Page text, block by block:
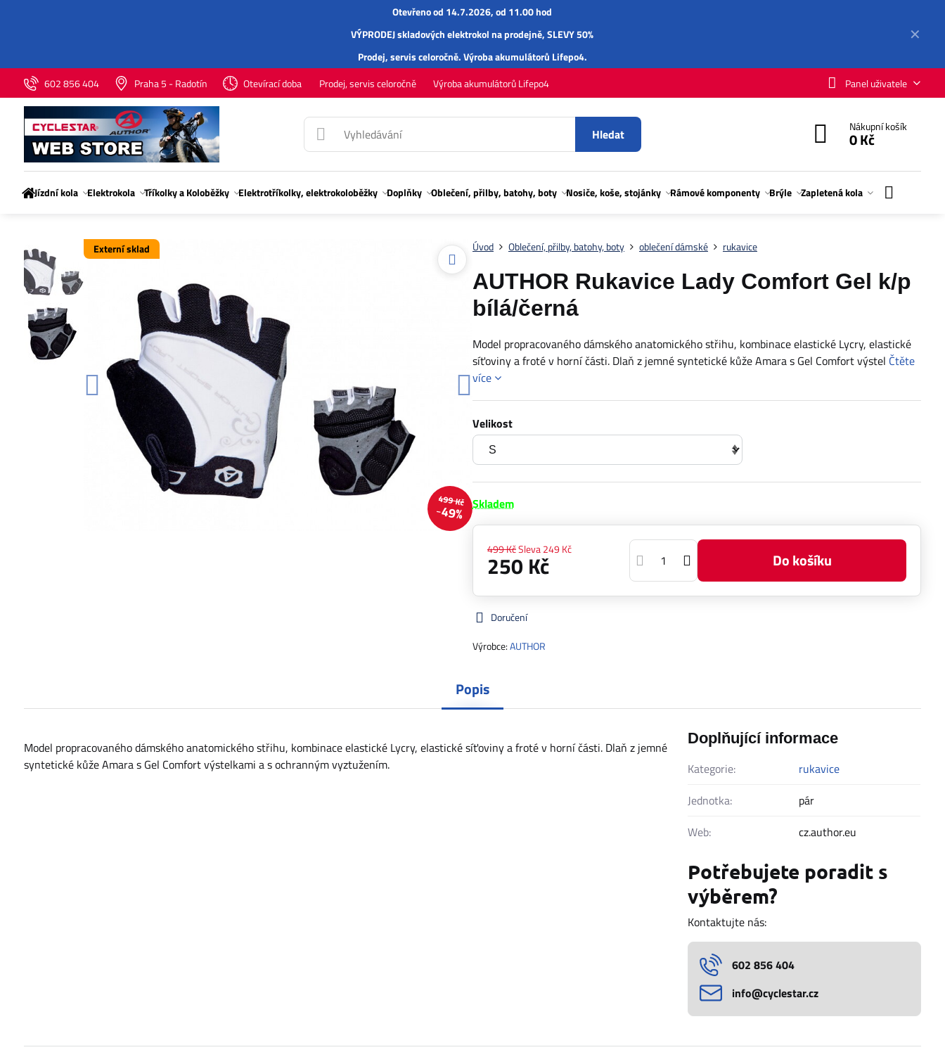
✕
Otevřeno od 14.7.2026, od 11.00 hod
VÝPRODEJ skladových elektrokol na prodejně, SLEVY 50%
Prodej,servisceloročně.Výroba akumulátorů Lifepo4.
602 856 404
Praha 5 - Radotín Otevírací doba Prodej, servis celoročně Výroba akumulátorů Lifepo4 Panel uživatele
Hledat Nákupní košík
0 Kč
Jízdní kola Elektrokola Tříkolky a Koloběžky Elektrotříkolky, elektrokoloběžky Doplňky Oblečení, přilby, batohy, boty Nosiče, koše, stojánky Rámové komponenty Brýle Zapletená kola
Externí sklad
499 Kč
49%
Úvod Oblečení, přilby, batohy, boty oblečení dámské rukavice
AUTHOR Rukavice Lady Comfort Gel k/p
bílá/černá
Model propracovaného dámského anatomického střihu, kombinace elastické Lycry, elastické
síťoviny a froté v horní části. Dlaň z jemné syntetické kůže Amara s Gel Comfort výstel Čtěte
více
Velikost
Skladem
499 KčSleva249 Kč
250 Kč Do košíku
Doručení
Výrobce:AUTHOR
Popis
Model propracovaného dámského anatomického střihu, kombinace elastické Lycry, elastické síťoviny a froté v horní části. Dlaň z jemné
syntetické kůže Amara s Gel Comfort výstelkami a s ochranným vyztužením.
Doplňující informace
Kategorie:
rukavice
Jednotka:
pár
Web:
cz.author.eu
Potřebujete poradit s
výběrem?
Kontaktujte nás:
602 856 404
info​@cyclestar​.cz